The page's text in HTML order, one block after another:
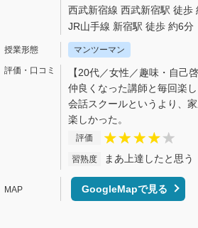
西武新宿線 西武新宿駅 徒歩
JR山手線 新宿駅 徒歩 約6分
マンツーマン
【20代／女性／趣味・自己
仲良くなった講師と毎回楽
会話スクールというより、
楽しかった。
評価
習熟度 まあ上達したと思う
GoogleMapで見る